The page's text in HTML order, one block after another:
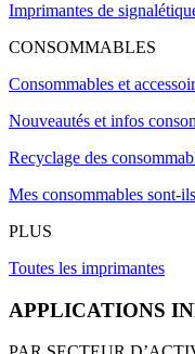
Imprimantes de
CONSOMMABLES
Consommables et
Nouveautés et infos
Recyclage des
Mes consommables sont-
PLUS
Toutes les imprimantes
APPLICATIONS